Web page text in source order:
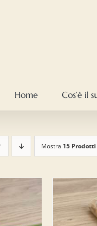
Home Cos’è il
Mostra 15 Prodotti